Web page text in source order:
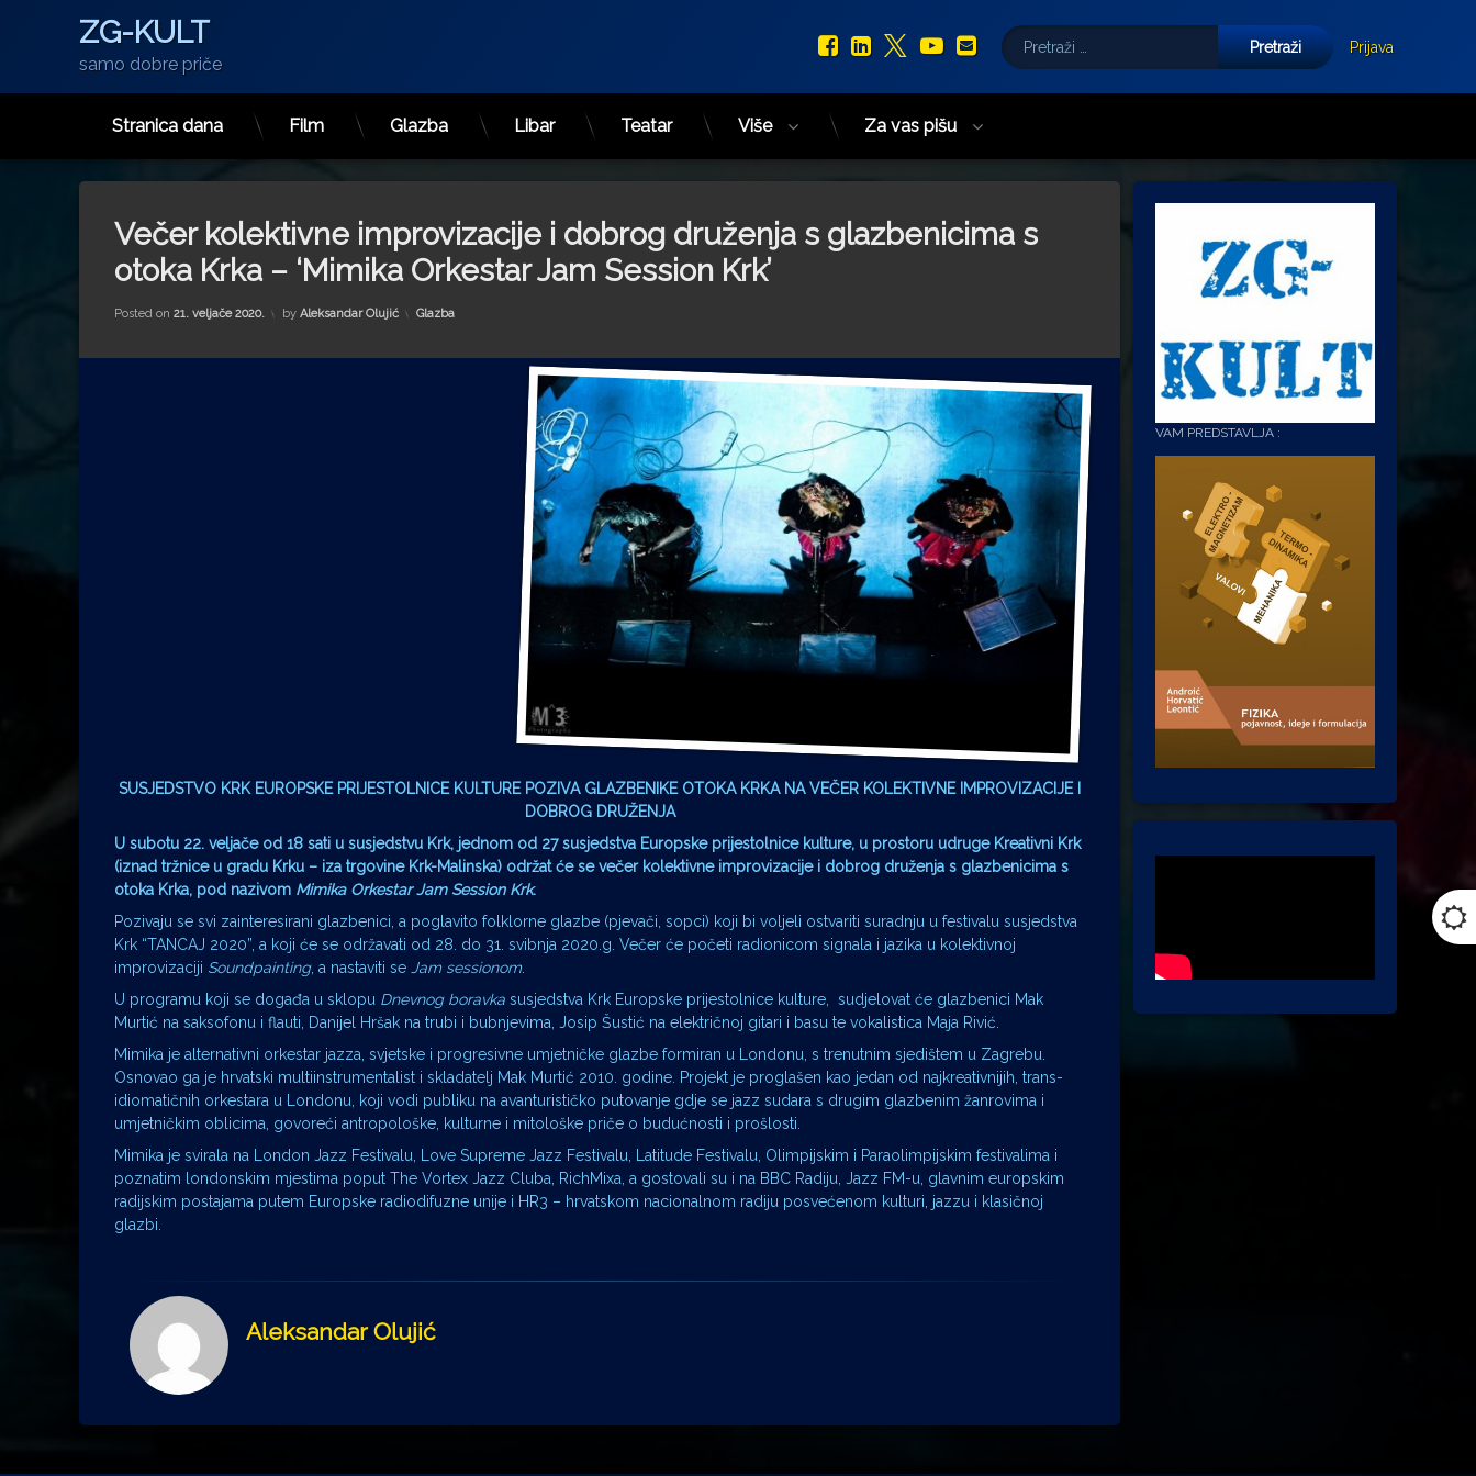
Preskoči
ZG-KULT
samo dobre priče
Facebook
LinkedIn
X.com
YouTube
E-mail
Pretraži:
Prijava
Stranica dana Film Glazba Libar Teatar Više Za vas pišu
Večer kolektivne improvizacije i dobrog druženja s glazbenicima s
otoka Krka – ‘Mimika Orkestar Jam Session Krk’
Posted on 21. veljače 2020. by Aleksandar Olujić Kategorije:
Glazba
SUSJEDSTVO KRK EUROPSKE PRIJESTOLNICE KULTURE POZIVA GLAZBENIKE OTOKA KRKA NA VEČER KOLEKTIVNE IMPROVIZACIJE I
DOBROG DRUŽENJA
U subotu 22. veljače od 18 sati u susjedstvu Krk, jednom od 27 susjedstva Europske prijestolnice kulture, u prostoru udruge Kreativni Krk
(iznad tržnice u gradu Krku – iza trgovine Krk-Malinska) održat će se večer kolektivne improvizacije i dobrog druženja s glazbenicima s
otoka Krka, pod nazivom Mimika Orkestar Jam Session Krk.
Pozivaju se svi zainteresirani glazbenici, a poglavito folklorne glazbe (pjevači, sopci) koji bi voljeli ostvariti suradnju u festivalu susjedstva
Krk “TANCAJ 2020”, a koji će se održavati od 28. do 31. svibnja 2020.g. Večer će početi radionicom signala i jazika u kolektivnoj
improvizaciji Soundpainting, a nastaviti se Jam sessionom.
U programu koji se događa u sklopu Dnevnog boravka susjedstva Krk Europske prijestolnice kulture, sudjelovat će glazbenici Mak
Murtić na saksofonu i flauti, Danijel Hršak na trubi i bubnjevima, Josip Šustić na električnoj gitari i basu te vokalistica Maja Rivić.
Mimika je alternativni orkestar jazza, svjetske i progresivne umjetničke glazbe formiran u Londonu, s trenutnim sjedištem u Zagrebu.
Osnovao ga je hrvatski multiinstrumentalist i skladatelj Mak Murtić 2010. godine. Projekt je proglašen kao jedan od najkreativnijih, trans-
idiomatičnih orkestara u Londonu, koji vodi publiku na avanturističko putovanje gdje se jazz sudara s drugim glazbenim žanrovima i
umjetničkim oblicima, govoreći antropološke, kulturne i mitološke priče o budućnosti i prošlosti.
Mimika je svirala na London Jazz Festivalu, Love Supreme Jazz Festivalu, Latitude Festivalu, Olimpijskim i Paraolimpijskim festivalima i
poznatim londonskim mjestima poput The Vortex Jazz Cluba, RichMixa, a gostovali su i na BBC Radiju, Jazz FM-u, glavnim europskim
radijskim postajama putem Europske radiodifuzne unije i HR3 – hrvatskom nacionalnom radiju posvećenom kulturi, jazzu i klasičnoj
glazbi.
Aleksandar Olujić
VAM PREDSTAVLJA :